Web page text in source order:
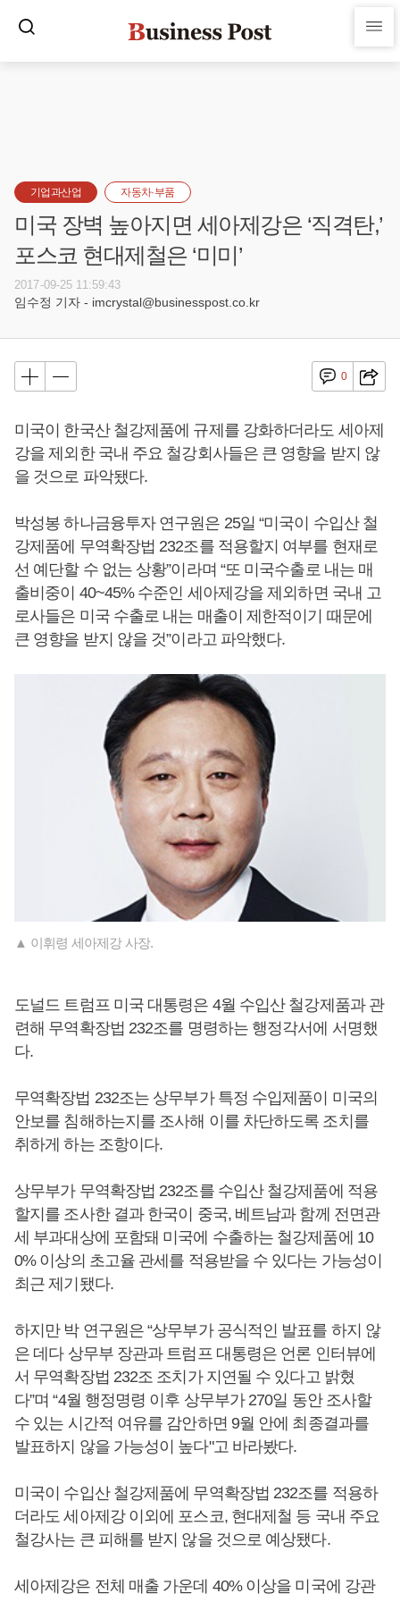
기업과산업 자동차·부품
미국 장벽 높아지면 세아제강은 ‘직격탄,’
포스코 현대제철은 ‘미미’
2017-09-25 11:59:43
임수정 기자 - imcrystal@businesspost.co.kr
0
미국이 한국산 철강제품에 규제를 강화하더라도 세아제
강을 제외한 국내 주요 철강회사들은 큰 영향을 받지 않
을 것으로 파악됐다.
박성봉 하나금융투자 연구원은 25일 “미국이 수입산 철
강제품에 무역확장법 232조를 적용할지 여부를 현재로
선 예단할 수 없는 상황”이라며 “또 미국수출로 내는 매
출비중이 40~45% 수준인 세아제강을 제외하면 국내 고
로사들은 미국 수출로 내는 매출이 제한적이기 때문에
큰 영향을 받지 않을 것”이라고 파악했다.
▲ 이휘령 세아제강 사장.
도널드 트럼프 미국 대통령은 4월 수입산 철강제품과 관
련해 무역확장법 232조를 명령하는 행정각서에 서명했
다.
무역확장법 232조는 상무부가 특정 수입제품이 미국의
안보를 침해하는지를 조사해 이를 차단하도록 조치를
취하게 하는 조항이다.
상무부가 무역확장법 232조를 수입산 철강제품에 적용
할지를 조사한 결과 한국이 중국, 베트남과 함께 전면관
세 부과대상에 포함돼 미국에 수출하는 철강제품에 10
0% 이상의 초고율 관세를 적용받을 수 있다는 가능성이
최근 제기됐다.
하지만 박 연구원은 “상무부가 공식적인 발표를 하지 않
은 데다 상무부 장관과 트럼프 대통령은 언론 인터뷰에
서 무역확장법 232조 조치가 지연될 수 있다고 밝혔
다”며 “4월 행정명령 이후 상무부가 270일 동안 조사할
수 있는 시간적 여유를 감안하면 9월 안에 최종결과를
발표하지 않을 가능성이 높다"고 바라봤다.
미국이 수입산 철강제품에 무역확장법 232조를 적용하
더라도 세아제강 이외에 포스코, 현대제철 등 국내 주요
철강사는 큰 피해를 받지 않을 것으로 예상됐다.
세아제강은 전체 매출 가운데 40% 이상을 미국에 강관